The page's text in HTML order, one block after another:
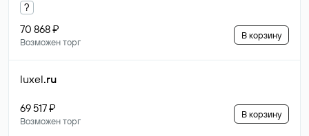
?
70 868 ₽
Возможен торг
В корзину
luxel.ru
69 517 ₽
Возможен торг
В корзину